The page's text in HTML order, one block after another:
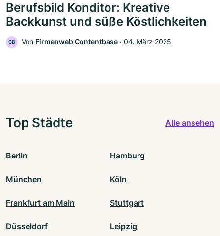
Berufsbild Konditor: Kreative
Backkunst und süße Köstlichkeiten
CB Von Firmenweb Contentbase ‧ 04. März 2025
Top Städte Alle ansehen
Berlin Hamburg
München Köln
Frankfurt am Main Stuttgart
Düsseldorf Leipzig